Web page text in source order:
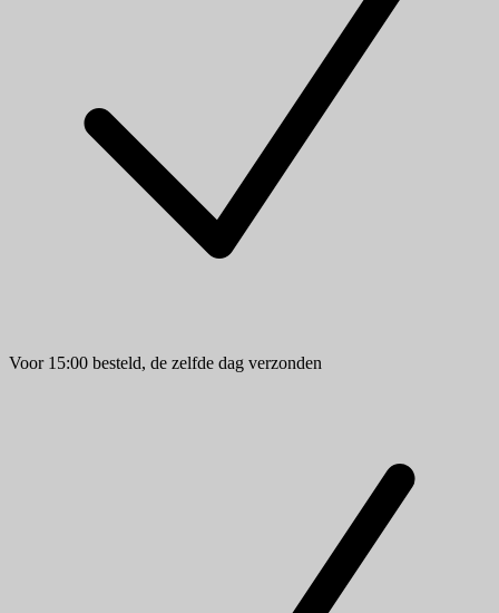
Voor 15:00 besteld, de zelfde dag verzonden